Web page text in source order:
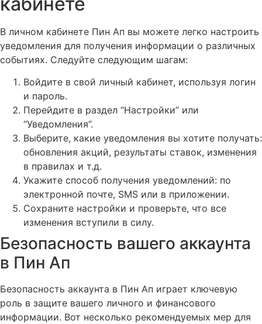
В личном кабинете Пин Ап вы можете легко настроить
уведомления для получения информации о различных
событиях. Следуйте следующим шагам:
Войдите в свой личный кабинет, используя логин
и пароль.
Перейдите в раздел “Настройки” или
“Уведомления”.
Выберите, какие уведомления вы хотите получать:
обновления акций, результаты ставок, изменения
в правилах и т.д.
Укажите способ получения уведомлений: по
электронной почте, SMS или в приложении.
Сохраните настройки и проверьте, что все
изменения вступили в силу.
Безопасность вашего аккаунта
в Пин Ап
Безопасность аккаунта в Пин Ап играет ключевую
роль в защите вашего личного и финансового
информации. Вот несколько рекомендуемых мер для